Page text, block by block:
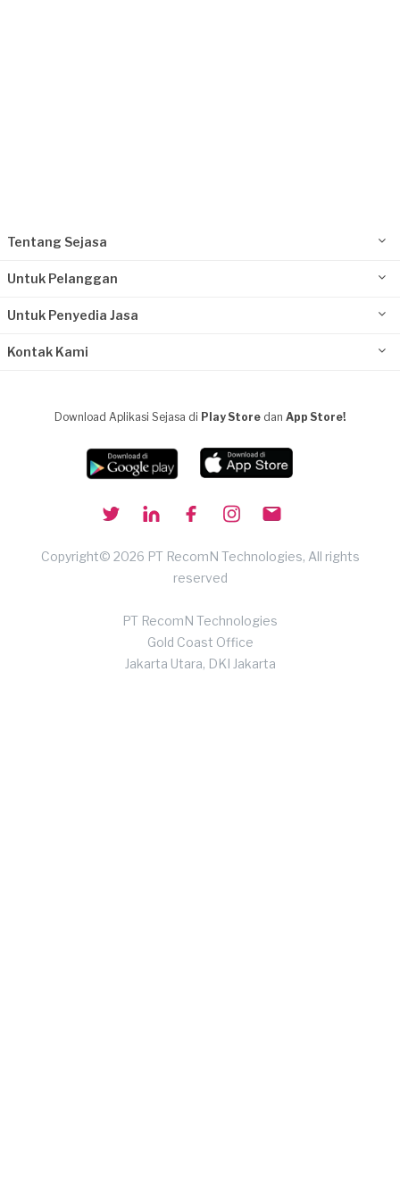
Tentang Sejasa
Untuk Pelanggan
Untuk Penyedia Jasa
Kontak Kami
Download Aplikasi Sejasa di Play Store dan App Store!
Copyright© 2026 PT RecomN Technologies, All rights
reserved
PT RecomN Technologies
Gold Coast Office
Jakarta Utara, DKI Jakarta